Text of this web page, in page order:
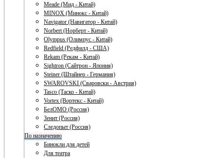
Meade (Мид - Китай)
MINOX (Минокс - Китай)
Navigator (Навигатор - Китай)
Norbert (Норберт - Китай)
Olympus (Олимпус - Китай)
Redfield (Редфилд - США)
Rekam (Рекам - Китай)
Sightron (Сайтрон - Япония)
Steiner (Штайнер - Германия)
SWAROVSKI (Сваровски - Австрия)
Tasco (Таско - Китай)
Vortex (Вортекс - Китай)
БелОМО (Россия)
Зенит (Россия)
Следопыт (Россия)
По назначению
Бинокли для детей
Для театра